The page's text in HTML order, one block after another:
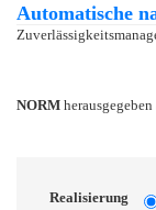
Automatische
NORM herausgegeben
Realisierung